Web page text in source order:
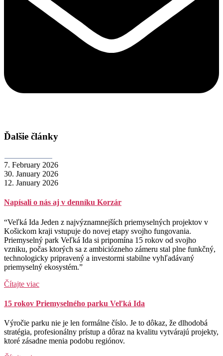
Ďalšie články
7. February 2026
30. January 2026
12. January 2026
Napísali o nás aj v denníku Korzár
“Veľká Ida Jeden z najvýznamnejších priemyselných projektov v
Košickom kraji vstupuje do novej etapy svojho fungovania.
Priemyselný park Veľká Ida si pripomína 15 rokov od svojho
vzniku, počas ktorých sa z ambiciózneho zámeru stal plne funkčný,
technologicky pripravený a investormi stabilne vyhľadávaný
priemyselný ekosystém.”
Čítajte viac
15 rokov Priemyselného parku Veľká Ida
Výročie parku nie je len formálne číslo. Je to dôkaz, že dlhodobá
stratégia, profesionálny prístup a dôraz na kvalitu vytvárajú projekty,
ktoré zásadne menia podobu regiónov.